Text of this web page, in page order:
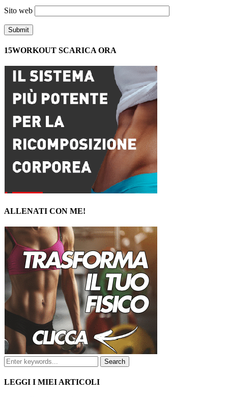
Sito web
15WORKOUT SCARICA ORA
ALLENATI CON ME!
LEGGI I MIEI ARTICOLI